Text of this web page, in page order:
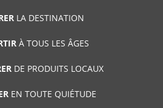
LA DESTINATION
À TOUS LES ÂGES
DE PRODUITS LOCAUX
EN TOUTE QUIÉTUDE